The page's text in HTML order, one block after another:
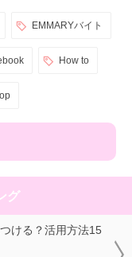
EMMARYバイト
How to
グ
ける？活用方法15